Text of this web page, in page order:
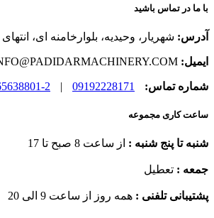
با ما در تماس باشید
آدرس: شهریار، وحیدیه، بلوارخامنه ای، انتهای
ایمیل:
شماره تماس: 09192228171
2-02165638801
ساعت کاری مجموعه
شنبه تا پنج شنبه : از ساعت 8 صبح تا 17
جمعه : تعطیل
پشتیبانی تلفنی : همه روز از ساعت 9 الی 20